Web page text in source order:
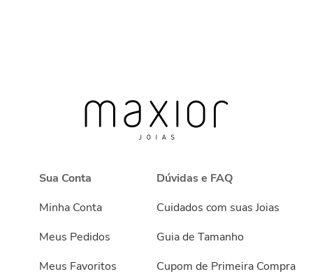
Sua Conta
Minha Conta
Meus Pedidos
Meus Favoritos
Dúvidas e FAQ
Cuidados com suas Joias
Guia de Tamanho
Cupom de Primeira Compra